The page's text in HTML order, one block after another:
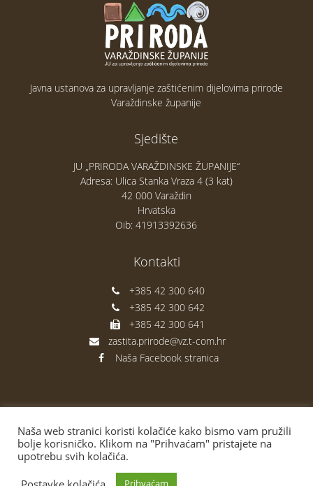
Javna ustanova za upravljanje zaštićenim dijelovima prirode
Varaždinske županije
Sjedište
JU „PRIRODA VARAŽDINSKE ŽUPANIJE“
Adresa: Ulica Stanka Vraza 4 (3 kat)
42 000 Varaždin
Hrvatska
Oib: 41913392636
Kontakti
+385 42 300 640
+385 42 300 642
+385 42 300 641
zastita.prirode@vz.t-com.hr
Naša Facebook stranica
Naša web stranici koristi kolačiće kako bismo vam pružili
bolje korisničko. Klikom na "Prihvaćam" pristajete na
upotrebu svih kolačića.
Prihvaćam